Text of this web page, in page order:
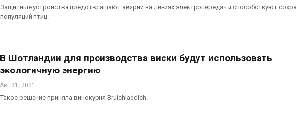
Защитные устройства предотвращают аварии на линиях электропередач и способствуют
популяций птиц.
В Шотландии для производства виски будут использовать
экологичную энергию
Авг 31, 2021
Такое решение приняла винокурня Bruichladdich.